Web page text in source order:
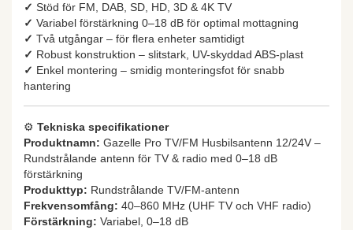
✓ Stöd för FM, DAB, SD, HD, 3D & 4K TV
✓ Variabel förstärkning 0–18 dB för optimal mottagning
✓ Två utgångar – för flera enheter samtidigt
✓ Robust konstruktion – slitstark, UV-skyddad ABS-plast
✓ Enkel montering – smidig monteringsfot för snabb
hantering
⚙️ Tekniska specifikationer
Produktnamn: Gazelle Pro TV/FM Husbilsantenn 12/24V –
Rundstrålande antenn för TV & radio med 0–18 dB
förstärkning
Produkttyp: Rundstrålande TV/FM-antenn
Frekvensomfång: 40–860 MHz (UHF TV och VHF radio)
Förstärkning: Variabel, 0–18 dB